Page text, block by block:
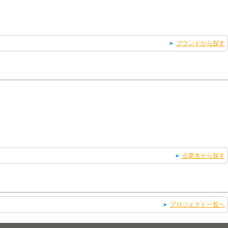
ブランドから探す
企業名から探す
プロジェクト一覧へ